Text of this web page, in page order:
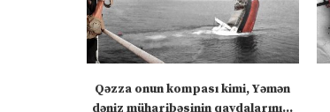
Qəzza onun kompası kimi, Yəmən
dəniz müharibəsinin qaydalarını...